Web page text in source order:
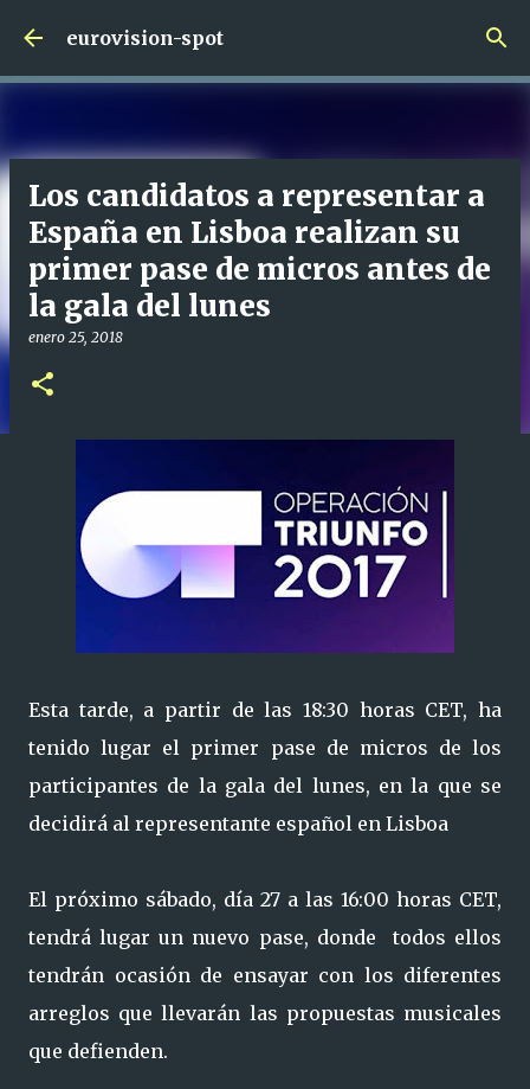
Ir al contenido principal
eurovision-spot
Los candidatos a representar a
España en Lisboa realizan su
primer pase de micros antes de
la gala del lunes
enero 25, 2018
Esta tarde, a partir de las 18:30 horas CET, ha
tenido lugar el primer pase de micros de los
participantes de la gala del lunes, en la que se
decidirá al representante español en Lisboa
El próximo sábado, día 27 a las 16:00 horas CET,
tendrá lugar un nuevo pase, donde todos ellos
tendrán ocasión de ensayar con los diferentes
arreglos que llevarán las propuestas musicales
que defienden.